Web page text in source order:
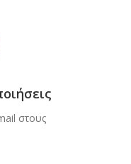
στους